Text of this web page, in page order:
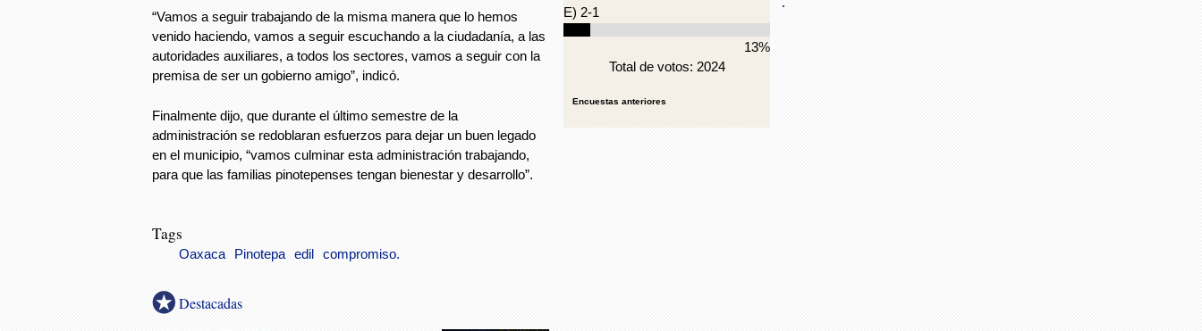
“Vamos a seguir trabajando de la misma manera que lo hemos
venido haciendo, vamos a seguir escuchando a la ciudadanía, a las
autoridades auxiliares, a todos los sectores, vamos a seguir con la
premisa de ser un gobierno amigo”, indicó.
Finalmente dijo, que durante el último semestre de la
administración se redoblaran esfuerzos para dejar un buen legado
en el municipio, “vamos culminar esta administración trabajando,
para que las familias pinotepenses tengan bienestar y desarrollo”.
E) 2-1
13%
Total de votos: 2024
Encuestas anteriores
Tags
Oaxaca Pinotepa edil compromiso.
Destacadas